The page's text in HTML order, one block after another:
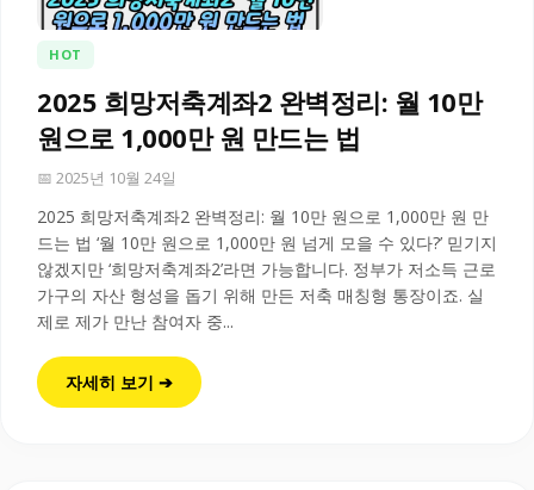
HOT
2025 희망저축계좌2 완벽정리: 월 10만
원으로 1,000만 원 만드는 법
📅 2025년 10월 24일
2025 희망저축계좌2 완벽정리: 월 10만 원으로 1,000만 원 만
드는 법 ‘월 10만 원으로 1,000만 원 넘게 모을 수 있다?’ 믿기지
않겠지만 ‘희망저축계좌2’라면 가능합니다. 정부가 저소득 근로
가구의 자산 형성을 돕기 위해 만든 저축 매칭형 통장이죠. 실
제로 제가 만난 참여자 중...
자세히 보기 ➔